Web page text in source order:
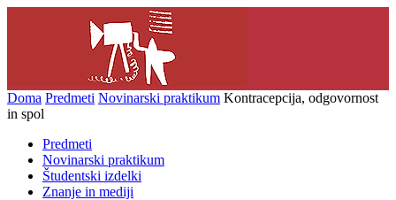
Doma Predmeti Novinarski praktikum Kontracepcija, odgovornost
in spol
Predmeti
Novinarski praktikum
Študentski izdelki
Znanje in mediji